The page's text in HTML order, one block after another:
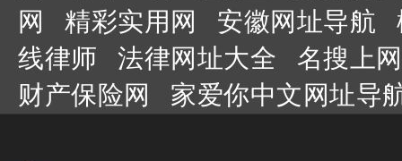
网
精彩实用网 安徽网址导航
线律师
法律网址大全
名搜上
财产保险网
家爱你中文网址导